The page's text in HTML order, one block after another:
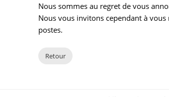
Nous sommes au regret de vous
Nous vous invitons cependant à
postes.
Retour